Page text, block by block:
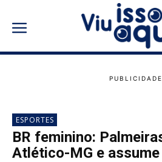
ESPORTES
BR feminino:
Atlético-MG e